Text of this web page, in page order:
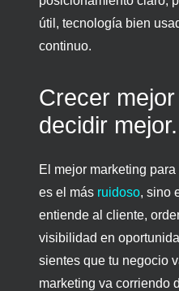
útil, tecnología bien
continuo.
Crecer
decidir mejor.
El mejor marketing
es el más ruidoso, sino
entiende al cliente,
visibilidad en
sientes que tu negocio
marketing va corriendo